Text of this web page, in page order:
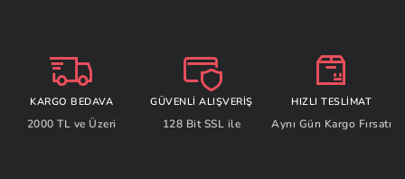
KARGO BEDAVA
2000 TL ve Üzeri
GÜVENLİ ALIŞVERİŞ
128 Bit SSL ile
HIZLI TESLİMAT
Aynı Gün Kargo Fırsatı